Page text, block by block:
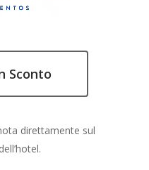
Sconto
direttamente sul